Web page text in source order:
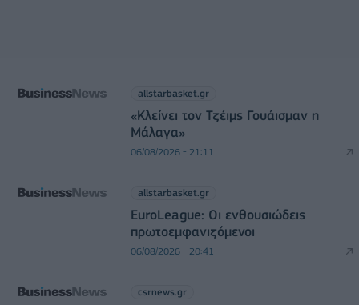
allstarbasket.gr
«Κλείνει τον Τζέιμς Γουάισμαν η
Μάλαγα»
06/08/2026 - 21:11
allstarbasket.gr
EuroLeague: Οι ενθουσιώδεις
πρωτοεμφανιζόμενοι
06/08/2026 - 20:41
csrnews.gr